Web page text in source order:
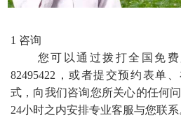
1 咨询
您可以通过拨打全国免费
82495422，或者提交预约表单
式，向我们咨询您所关心的任何
24小时之内安排专业客服与您联系